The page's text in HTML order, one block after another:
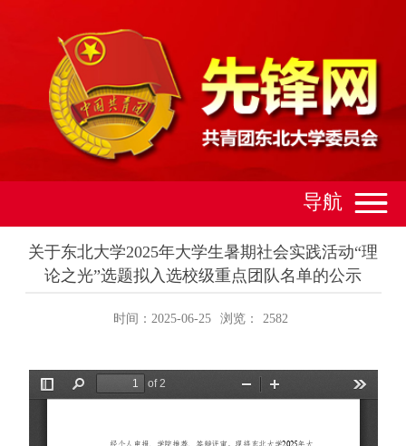
导航
关于东北大学2025年大学生暑期社会实践活动“理
论之光”选题拟入选校级重点团队名单的公示
时间：2025-06-25 浏览： 2582